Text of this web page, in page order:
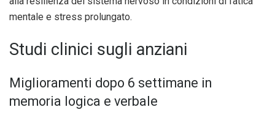
mentale e stress prolungato.
Studi clinici sugli anziani
Miglioramenti dopo 6 settimane in
memoria logica e verbale